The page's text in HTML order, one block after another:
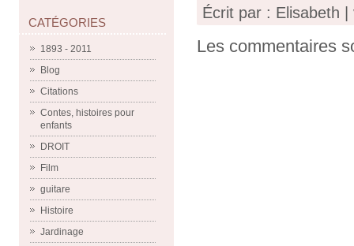
CATÉGORIES
1893 - 2011
Blog
Citations
Contes, histoires pour
enfants
DROIT
Film
guitare
Histoire
Jardinage
Écrit par : Elisabeth
Les commentaires